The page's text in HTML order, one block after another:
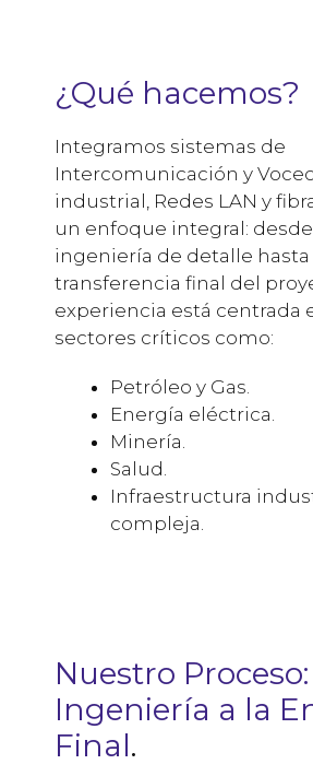
¿Qué hacemos?
Integramos sistemas de
Intercomunicación y
industrial, Redes LAN y
un enfoque integral: desde
ingeniería de detalle hasta
transferencia final del
experiencia está centrada
sectores críticos como:
Petróleo y Gas.
Energía eléctrica.
Minería.
Salud.
Infraestructura
compleja.
Nuestro
Ingeniería a la
Final.